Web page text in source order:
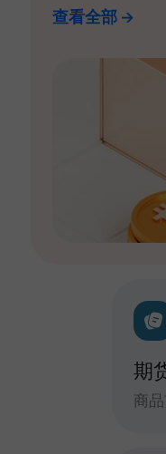
查看全部
期
商